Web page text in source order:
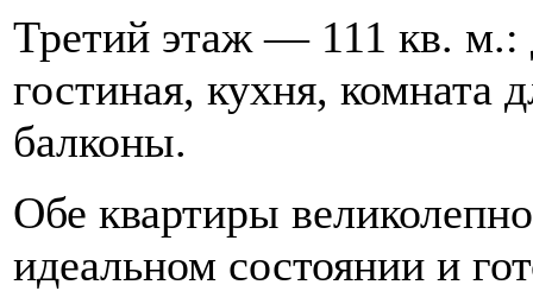
Третий этаж — 111 кв. м.:
гостиная, кухня, комната
балконы.
Обе квартиры
идеальном состоянии и